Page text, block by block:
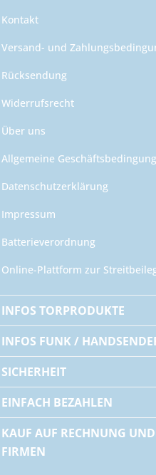
Kontakt
Versand- und
Rücksendung
Widerrufsrecht
Über uns
Allgemeine
Datenschutzerklärung
Impressum
Batterieverordnung
Online-Plattform zur
INFOS TORPRODUKTE
INFOS FUNK /
SICHERHEIT
EINFACH BEZAHLEN
KAUF AUF RECHNUNG
FIRMEN